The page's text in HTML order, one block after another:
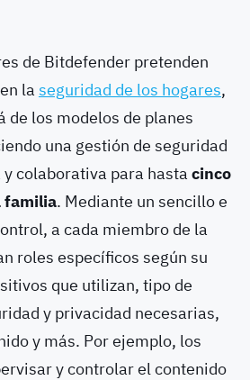
de Bitdefender pretenden
la seguridad de los hogares,
de los modelos de planes
una gestión de seguridad
colaborativa para hasta cinco
familia. Mediante un sencillo e
a cada miembro de la
roles específicos según su
que utilizan, tipo de
y privacidad necesarias,
y más. Por ejemplo, los
y controlar el contenido